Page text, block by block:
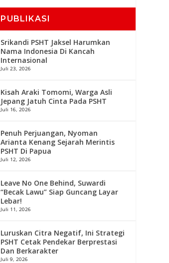
PUBLIKASI
Srikandi PSHT Jaksel Harumkan
Nama Indonesia Di Kancah
Internasional
Juli 23, 2026
Kisah Araki Tomomi, Warga Asli
Jepang Jatuh Cinta Pada PSHT
Juli 16, 2026
Penuh Perjuangan, Nyoman
Arianta Kenang Sejarah Merintis
PSHT Di Papua
Juli 12, 2026
Leave No One Behind, Suwardi
“Becak Lawu” Siap Guncang Layar
Lebar!
Juli 11, 2026
Luruskan Citra Negatif, Ini Strategi
PSHT Cetak Pendekar Berprestasi
Dan Berkarakter
Juli 9, 2026